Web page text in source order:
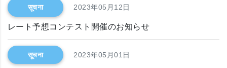
सूचना 2023年05月12日
レート予想コンテスト開催のお知らせ
सूचना 2023年05月01日